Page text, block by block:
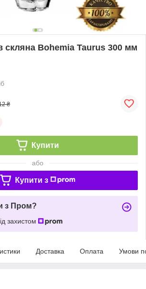
скляна Bohemia Taurus 300 мм
₴
Купити
або
Купити з
з Пром?
захистом
Доставка Оплата Умови